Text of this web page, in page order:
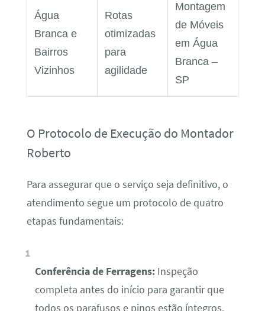
Água
Branca e
Bairros
Vizinhos
Rotas
otimizadas
para
agilidade
Montagem
de Móveis
em Água
Branca –
SP
O Protocolo de Execução do Montador
Roberto
Para assegurar que o serviço seja definitivo, o
atendimento segue um protocolo de quatro
etapas fundamentais:
Conferência de Ferragens:Inspeção
completa antes do início para garantir que
todos os parafusos e pinos estão íntegros.